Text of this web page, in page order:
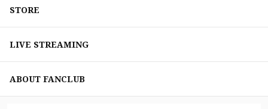
STORE
LIVE STREAMING
ABOUT FANCLUB